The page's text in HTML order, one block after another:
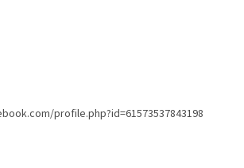
profile.php?id=61573537843198